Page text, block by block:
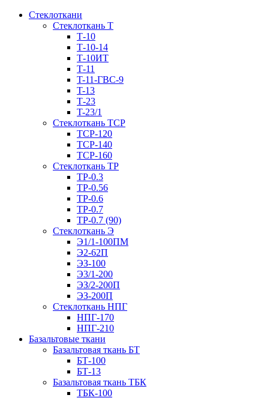
Стеклоткани
Стеклоткань Т
Т-10
Т-10-14
Т-10ИТ
Т-11
T-11-ГВС-9
T-13
Т-23
T-23/1
Стеклоткань ТСР
ТСР-120
ТСР-140
ТСР-160
Стеклоткань ТР
ТР-0.3
ТР-0.56
ТР-0.6
ТР-0.7
ТР-0.7 (90)
Стеклоткань Э
Э1/1-100ПМ
Э2-62П
ЭЗ-100
Э3/1-200
ЭЗ/2-200П
ЭЗ-200П
Стеклоткань НПГ
НПГ-170
НПГ-210
Базальтовые ткани
Базальтовая ткань БТ
БТ-100
БТ-13
Базальтовая ткань ТБК
ТБК-100